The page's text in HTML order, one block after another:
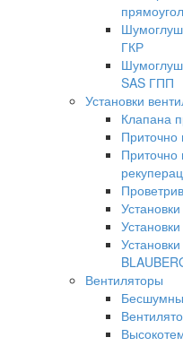
ГКР
SAS ГПП
Установки
Клапана
Приточно
Вентиляторы